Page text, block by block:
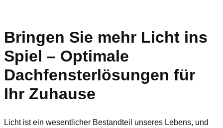
Bringen Sie mehr Licht ins
Spiel – Optimale
Dachfensterlösungen für
Ihr Zuhause
Licht ist ein wesentlicher Bestandteil unseres Lebens, und